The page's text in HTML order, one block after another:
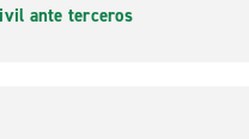
ante terceros